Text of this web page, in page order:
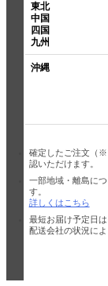
東北
中国
四国
九州
沖縄
確定したご注文（
認いただけます。
一部地域・離島に
す。
詳しくはこちら
最短お届け予定日は
配送会社の状況に